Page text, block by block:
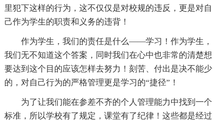
里犯下这样的行为，这不仅仅是对校规的违反，更是对自
己作为学生的职责和义务的违背！
作为学生，我们的责任是什么——学习！作为学生，
我们无不知道这个答案，同时我们在心中也非常的清楚想
要达到这个目的应该怎样去努力！刻苦、付出是决不能少
的，对自己行为的严格管理更是学习的“捷径”！
为了让我们能在参差不齐的个人管理能力中找到一个
标准，所以学校有了规定，课堂有了纪律！这些都是经过